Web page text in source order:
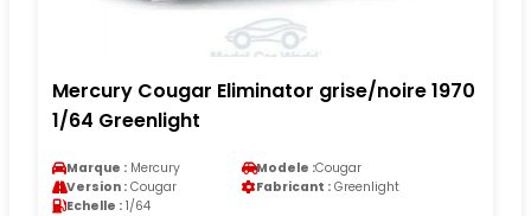
Mercury Cougar Eliminator grise/noire 1970
1/64 Greenlight
Marque : Mercury Modele :Cougar
Version : Cougar Fabricant : Greenlight
Echelle : 1/64